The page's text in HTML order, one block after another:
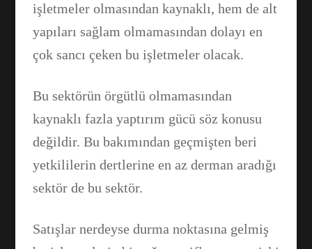
işletmeler olmasından kaynaklı, hem de alt
yapıları sağlam olmamasından dolayı en
çok sancı çeken bu işletmeler olacak.
Bu sektörün örgütlü olmamasından
kaynaklı fazla yaptırım gücü söz konusu
değildir. Bu bakımından geçmişten beri
yetkililerin dertlerine en az derman aradığı
sektör de bu sektör.
Satışlar nerdeyse durma noktasına gelmiş